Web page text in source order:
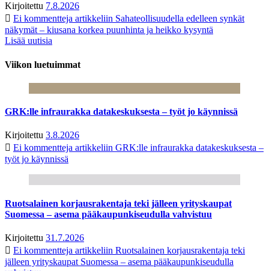
Kirjoitettu 7.8.2026
Ei kommentteja artikkeliin Sahateollisuudella edelleen synkät
näkymät – kiusana korkea puunhinta ja heikko kysyntä
Lisää uutisia
Viikon luetuimmat
GRK:lle infraurakka datakeskuksesta – työt jo käynnissä
Kirjoitettu 3.8.2026
Ei kommentteja artikkeliin GRK:lle infraurakka datakeskuksesta –
työt jo käynnissä
Ruotsalainen korjausrakentaja teki jälleen yrityskaupat
Suomessa – asema pääkaupunkiseudulla vahvistuu
Kirjoitettu 31.7.2026
Ei kommentteja artikkeliin Ruotsalainen korjausrakentaja teki
jälleen yrityskaupat Suomessa – asema pääkaupunkiseudulla